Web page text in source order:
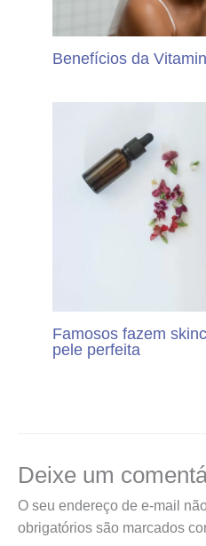
Benefícios da
Famosos fazem
pele perfeita
Deixe um
O seu endereço de e-mail
obrigatórios são marcados